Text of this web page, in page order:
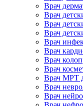
Врач
Врач
Врач
Врач
Врач
Врач
Врач
Врач
Врач МРТ
Врач
Врач